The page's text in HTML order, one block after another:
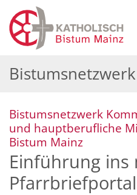
Zum Inhalt springen
Bistumsnetzwerk
und hauptberufliche
Bistum Mainz
Einführung ins
Pfarrbriefportal